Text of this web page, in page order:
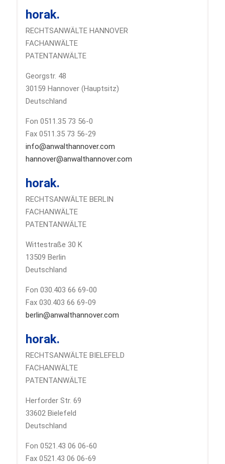
horak.
RECHTSANWÄLTE HANNOVER
FACHANWÄLTE
PATENTANWÄLTE
Georgstr. 48
30159 Hannover (Hauptsitz)
Deutschland
Fon 0511.35 73 56-0
Fax 0511.35 73 56-29
info@anwalthannover.com
hannover@anwalthannover.com
horak.
RECHTSANWÄLTE BERLIN
FACHANWÄLTE
PATENTANWÄLTE
Wittestraße 30 K
13509 Berlin
Deutschland
Fon 030.403 66 69-00
Fax 030.403 66 69-09
berlin@anwalthannover.com
horak.
RECHTSANWÄLTE BIELEFELD
FACHANWÄLTE
PATENTANWÄLTE
Herforder Str. 69
33602 Bielefeld
Deutschland
Fon 0521.43 06 06-60
Fax 0521.43 06 06-69